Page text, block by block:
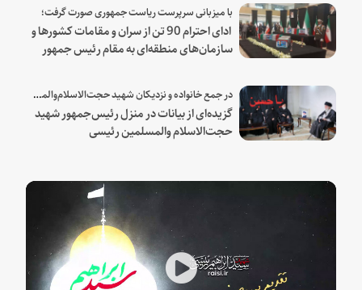
با میزبانی سرپرست ریاست جمهوری صورت گرفت؛
ادای احترام 90 تن از سران و مقامات کشورها و
سازمان‌های منطقه‌ای به مقام رئیس جمهور
در جمع خانواده و نزدیکان شهید حجت‌الاسلام‌والمسلمین رئیسی:
گزیده‌ای از بیانات در منزل رئیس‌جمهور شهید
حجت‌الاسلام والمسلمین رئیسی